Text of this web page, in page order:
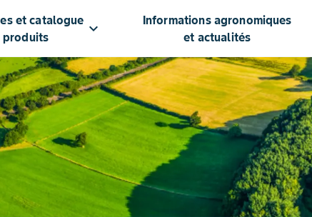
et catalogue
produits
keyboard_arrow_down
Informations agronomiques
et actualités